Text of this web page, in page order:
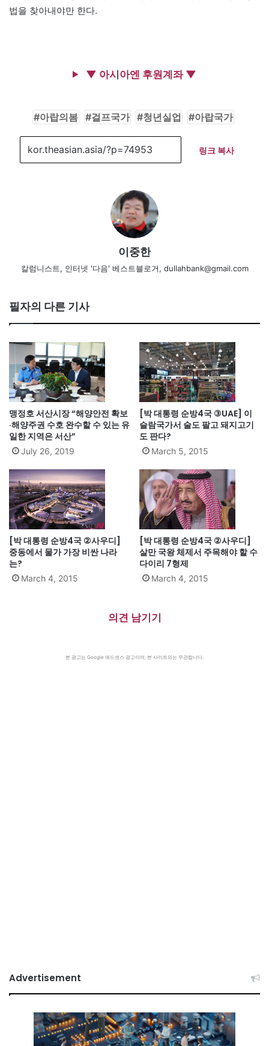
법을 찾아내야만 한다.
▼ 아시아엔 후원계좌 ▼
아랍의봄 걸프국가 청년실업 아랍국가
링크 복사
이중한
칼럼니스트, 인터넷 '다음' 베스트블로거, dullahbank@gmail.com
필자의 다른 기사
맹정호 서산시장 “해양안전 확보
·해양주권 수호 완수할 수 있는 유
일한 지역은 서산”
July 26, 2019
[박 대통령 순방4국 ③UAE] 이
슬람국가서 술도 팔고 돼지고기
도 판다?
March 5, 2015
[박 대통령 순방4국 ②사우디]
중동에서 물가 가장 비싼 나라
는?
March 4, 2015
[박 대통령 순방4국 ②사우디]
살만 국왕 체제서 주목해야 할 수
다이리 7형제
March 4, 2015
의견 남기기
본 광고는 Google 애드센스 광고이며, 본 사이트와는 무관합니다.
Advertisement